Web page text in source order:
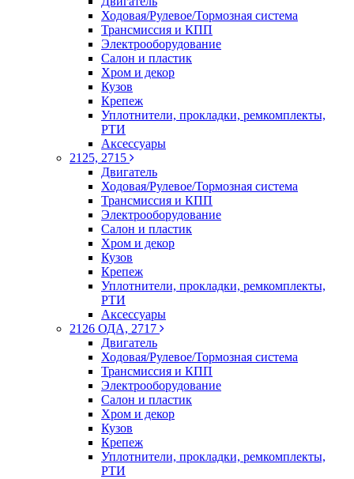
Ходовая/Рулевое/Тормозная система
Трансмиссия и КПП
Электрооборудование
Салон и пластик
Хром и декор
Кузов
Крепеж
Уплотнители, прокладки, ремкомплекты,
РТИ
Аксессуары
2125, 2715
Двигатель
Ходовая/Рулевое/Тормозная система
Трансмиссия и КПП
Электрооборудование
Салон и пластик
Хром и декор
Кузов
Крепеж
Уплотнители, прокладки, ремкомплекты,
РТИ
Аксессуары
2126 ОДА, 2717
Двигатель
Ходовая/Рулевое/Тормозная система
Трансмиссия и КПП
Электрооборудование
Салон и пластик
Хром и декор
Кузов
Крепеж
Уплотнители, прокладки, ремкомплекты,
РТИ